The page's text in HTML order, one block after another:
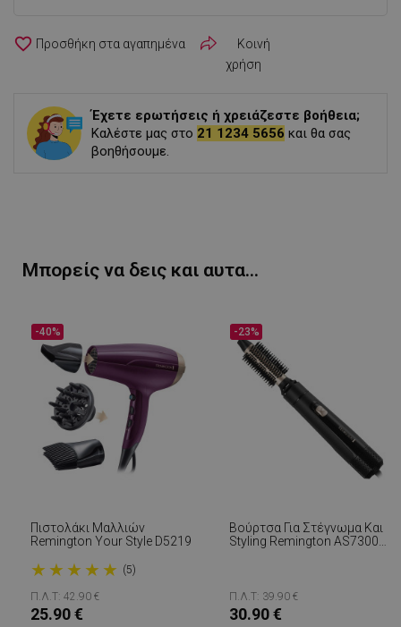
favorite_border
Κοινή
χρήση
Έχετε ερωτήσεις ή χρειάζεστε βοήθεια;
Καλέστε μας στο 21 1234 5656 και θα σας
βοηθήσουμε.
Μπορείς να δεις και αυτα...
Πιστολάκι Μαλλιών
Remington Your Style D5219
★ ★ ★ ★ ★ (5)
-40%
Π.Λ.Τ: 42.90 €
25.90 €
Βούρτσα Για Στέγνωμα Και
Styling Remington AS7300
-23%
Π.Λ.Τ: 39.90 €
30.90 €